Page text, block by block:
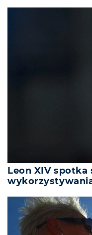
Leon XIV